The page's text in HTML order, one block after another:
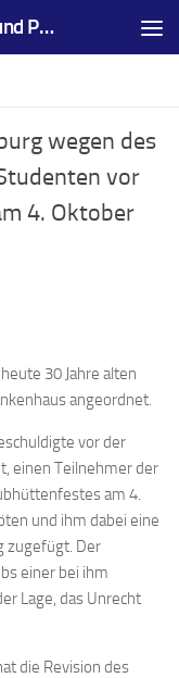
LAW-Trainer, Ihr Dozent für Recht und Prüfungsvorbereitungen
wegen des
vor
4. Oktober
30 Jahre alten
angeordnet.
vor der
einen Teilnehmer der
am 4.
und ihm dabei eine
zugefügt. Der
einer bei ihm
Lage, das Unrecht
die Revision des